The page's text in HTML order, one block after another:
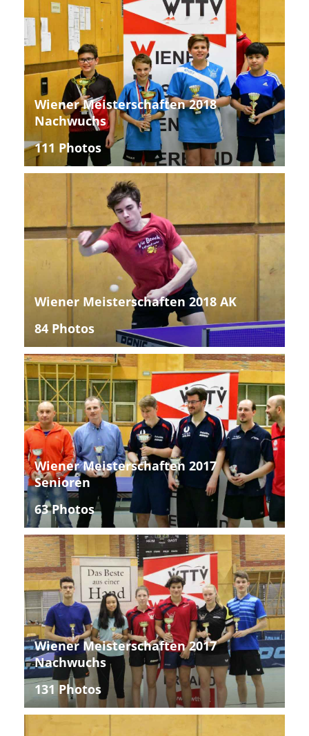
Wiener Meisterschaften 2018
Nachwuchs
111 Photos
Wiener Meisterschaften 2018 AK
84 Photos
Wiener Meisterschaften 2017
Senioren
63 Photos
Wiener Meisterschaften 2017
Nachwuchs
131 Photos